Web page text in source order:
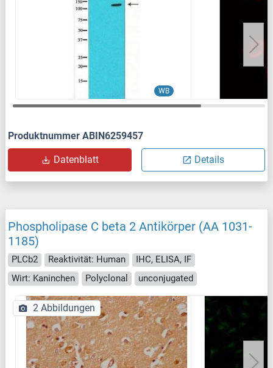
WB
Produktnummer ABIN6259457
Datenblatt Details
Phospholipase C beta 2 Antikörper (AA 1031-
1185)
PLCb2 Reaktivität: Human
IHC, ELISA, IF
Wirt: Kaninchen
Polyclonal unconjugated
2 Abbildungen